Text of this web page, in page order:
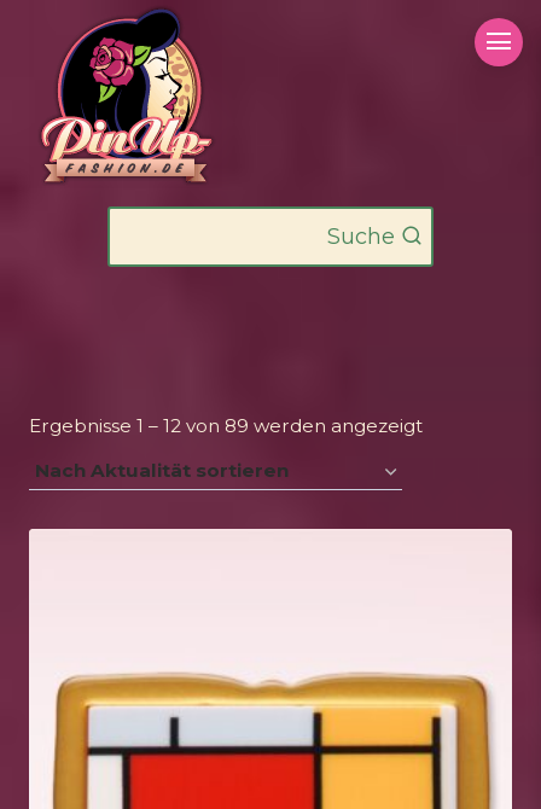
springen
Suche
Ergebnisse 1 – 12 von 89 werden angezeigtNach